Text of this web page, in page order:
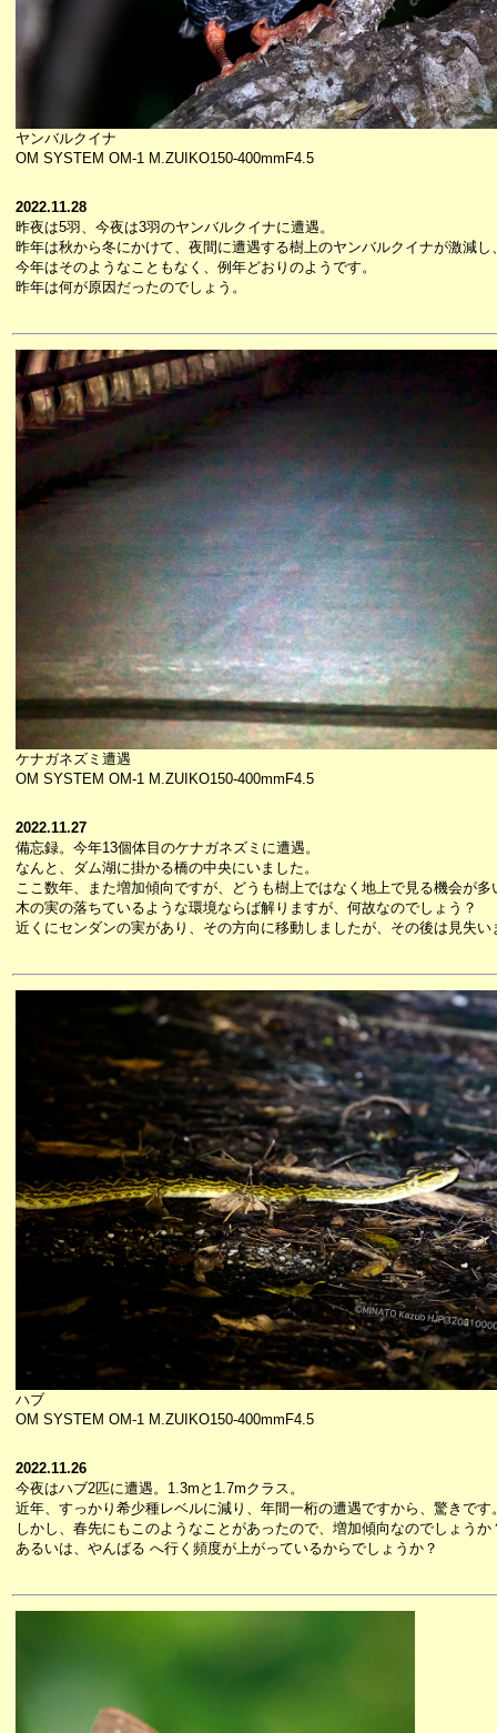
ヤンバルクイナ
OM SYSTEM OM-1 M.ZUIKO150-400mmF4.5
2022.11.28
昨夜は5羽、今夜は3羽のヤンバルクイナに遭遇。
昨年は秋から冬にかけて、夜間に遭遇する樹上のヤンバルクイナが激減し
今年はそのようなこともなく、例年どおりのようです。
昨年は何が原因だったのでしょう。
ケナガネズミ遭遇
OM SYSTEM OM-1 M.ZUIKO150-400mmF4.5
2022.11.27
備忘録。今年13個体目のケナガネズミに遭遇。
なんと、ダム湖に掛かる橋の中央にいました。
ここ数年、また増加傾向ですが、どうも樹上ではなく地上で見る機会が
木の実の落ちているような環境ならば解りますが、何故なのでしょう？
近くにセンダンの実があり、その方向に移動しましたが、その後は見失い
ハブ
OM SYSTEM OM-1 M.ZUIKO150-400mmF4.5
2022.11.26
今夜はハブ2匹に遭遇。1.3mと1.7mクラス。
近年、すっかり希少種レベルに減り、年間一桁の遭遇ですから、驚きです
しかし、春先にもこのようなことがあったので、増加傾向なのでしょうか
あるいは、やんばる へ行く頻度が上がっているからでしょうか？